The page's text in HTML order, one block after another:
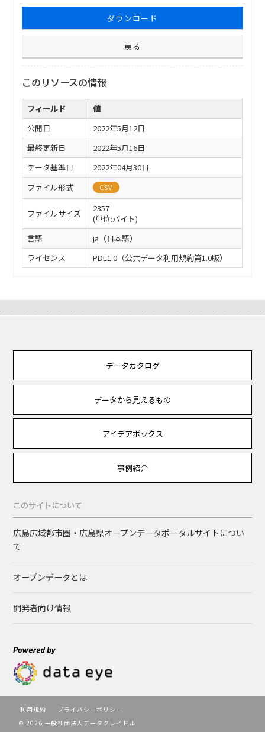
ダウンロード
戻る
このリソースの情報
フィールド
値
公開日
2022年5月12日
最終更新日
2022年5月16日
データ基準日
2022年04月30日
ファイル形式
CSV
ファイルサイズ
2357
(単位:バイト)
言語
ja（日本語）
ライセンス
PDL1.0（公共データ利用規約第1.0版）
データカタログ
データから見えるもの
アイデアボックス
事例紹介
このサイトについて
広島広域都市圏・広島県オープンデータポータルサイトについ
て
オープンデータとは
開発者向け情報
利用規約
プライバシーポリシー
© 2026 一般社団法人データクレイドル